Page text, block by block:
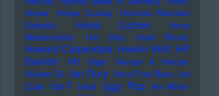
Hitster
Holger Czukay
Honolulu Mountain
Daffodils
Horst Lichter
Horst
Weidenmüller
Hot Chip Hotel Rimini
Howard Carpendale Howlin Wolf HP
Baxxter
HR Giger
Humpe & Humpe
Hüsker Dü Ian Dury Ibiza Final Boss Ice
Cube
Ice-T Ideal Iggy Pop Ike White